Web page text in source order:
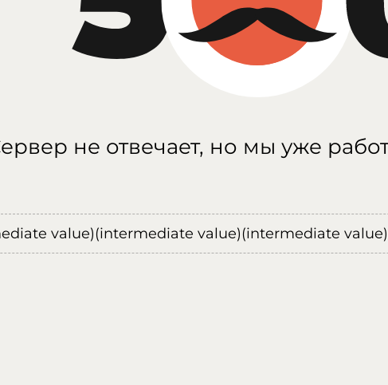
не отвечает, но мы уже
value)(intermediate value)(intermediate